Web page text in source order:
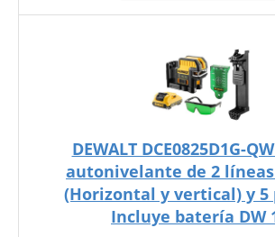
DEWALT DCE0825D1G-
autonivelante de 2
(Horizontal y vertical) y 5
Incluye batería DW